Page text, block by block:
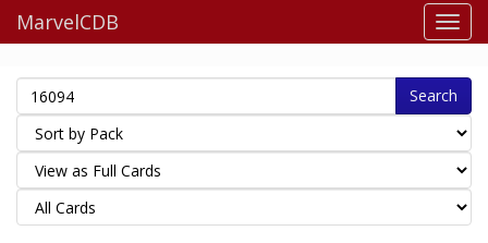
MarvelCDB
Search